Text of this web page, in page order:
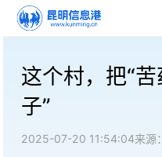
这个村，把“苦
子”
2025-07-20 11:54:04来源